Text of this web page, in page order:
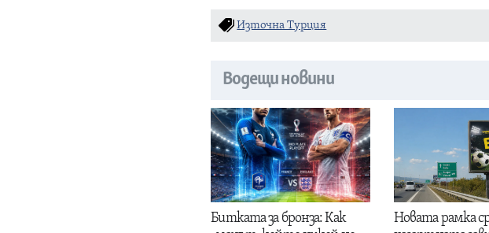
Източна Турция
Водещи новини
Битката за бронза: Как
Новата рамка